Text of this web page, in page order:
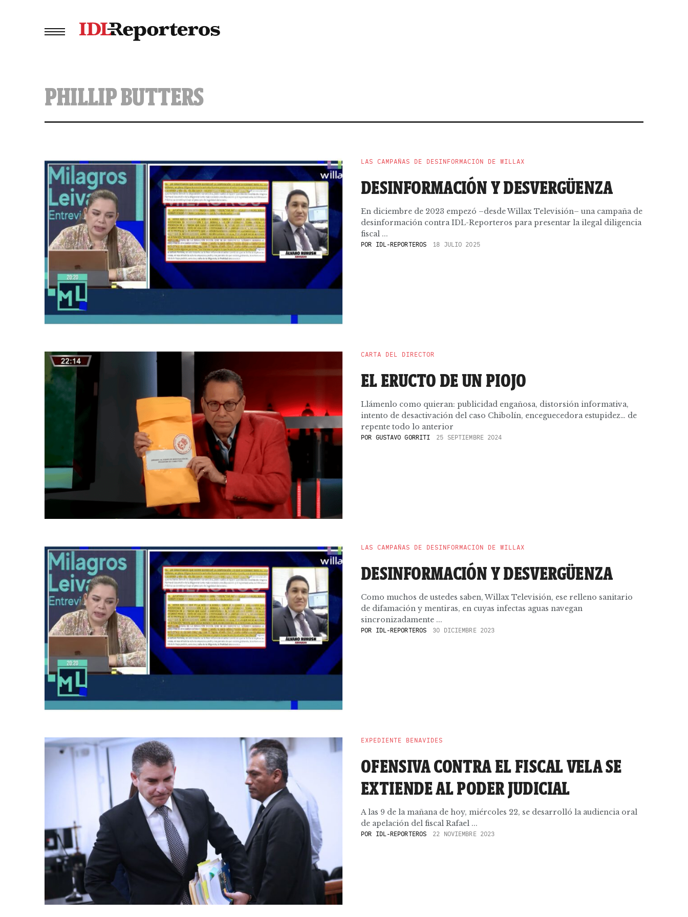
PHILLIP BUTTERS
LAS CAMPAÑAS DE DESINFORMACIÓN DE WILLAX
DESINFORMACIÓN Y DESVERGÜENZA
En diciembre de 2023 empezó –desde Willax Televisión– una campaña de
desinformación contra IDL-Reporteros para presentar la ilegal diligencia
fiscal ...
POR IDL-REPORTEROS 18 JULIO 2025
CARTA DEL DIRECTOR
EL ERUCTO DE UN PIOJO
Llámenlo como quieran: publicidad engañosa, distorsión informativa,
intento de desactivación del caso Chibolín, enceguecedora estupidez… de
repente todo lo anterior
POR GUSTAVO GORRITI 25 SEPTIEMBRE 2024
LAS CAMPAÑAS DE DESINFORMACIÓN DE WILLAX
DESINFORMACIÓN Y DESVERGÜENZA
Como muchos de ustedes saben, Willax Televisión, ese relleno sanitario
de difamación y mentiras, en cuyas infectas aguas navegan
sincronizadamente ...
POR IDL-REPORTEROS 30 DICIEMBRE 2023
EXPEDIENTE BENAVIDES
OFENSIVA CONTRA EL FISCAL VELA SE
EXTIENDE AL PODER JUDICIAL
A las 9 de la mañana de hoy, miércoles 22, se desarrolló la audiencia oral
de apelación del fiscal Rafael ...
POR IDL-REPORTEROS 22 NOVIEMBRE 2023